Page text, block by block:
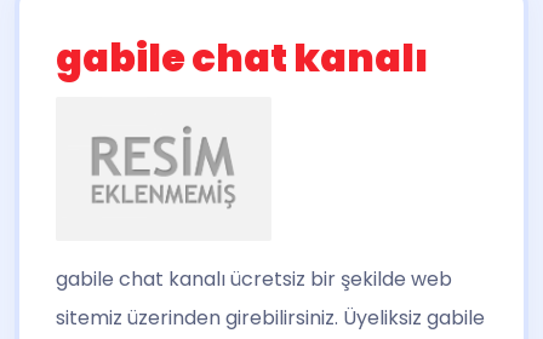
gabile chat kanalı
gabile chat kanalıücretsiz bir şekilde web
sitemiz üzerinden girebilirsiniz. Üyeliksiz gabile